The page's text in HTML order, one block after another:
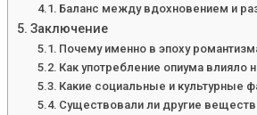
Баланс между вдохновением и
Заключение
Почему именно в эпоху
Как употребление опиума влияло
Какие социальные и культурные
Существовали ли другие